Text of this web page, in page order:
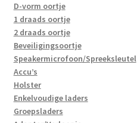
D-vorm oortje
1 draads oortje
2 draads oortje
Beveiligingsoortje
Speakermicrofoon/Spreeksleutel
Accu’s
Holster
Enkelvoudige laders
Groepsladers